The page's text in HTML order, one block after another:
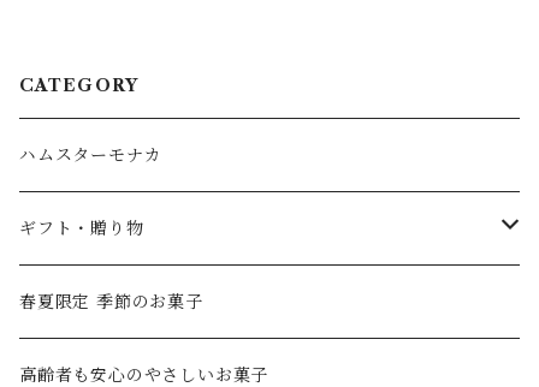
CATEGORY
ハムスターモナカ
ギフト・贈り物
ハムスターモナカギフト
創業祭 2026特別ギフト
春夏限定 季節のお菓子
高齢者も安心のやさしいお菓子